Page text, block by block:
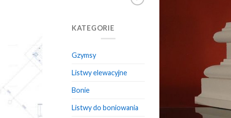
KATEGORIE
Gzymsy
Listwy elewacyjne
Bonie
Listwy do boniowania